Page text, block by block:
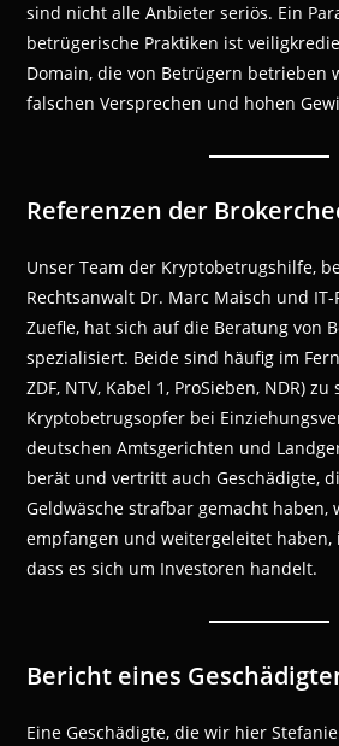
sind nicht alle Anbieter seriös. Ein
betrügerische Praktiken ist
Domain, die von Betrügern betrieben
falschen Versprechen und hohen
Referenzen der
Unser Team der Kryptobetrugshilfe,
Rechtsanwalt Dr. Marc Maisch und
Zuefle, hat sich auf die Beratung von
spezialisiert. Beide sind häufig im
ZDF, NTV, Kabel 1, ProSieben, NDR)
Kryptobetrugsopfer bei
deutschen Amtsgerichten und
berät und vertritt auch Geschädigte,
Geldwäsche strafbar gemacht haben,
empfangen und weitergeleitet haben,
dass es sich um Investoren handelt.
Bericht eines
Eine Geschädigte, die wir hier